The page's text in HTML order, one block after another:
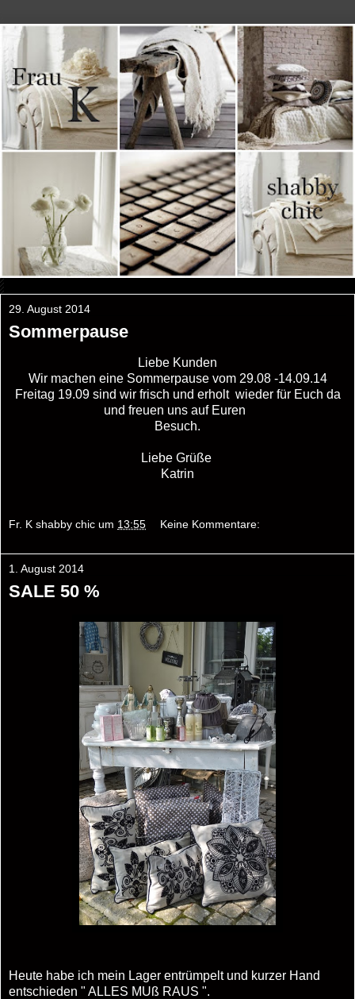
29. August 2014
Sommerpause
Liebe Kunden
Wir machen eine Sommerpause vom 29.08 -14.09.14
Freitag 19.09 sind wir frisch und erholt wieder für Euch da
und freuen uns auf Euren
Besuch.
Liebe Grüße
Katrin
Fr. K shabby chic um 13:55 Keine Kommentare:
1. August 2014
SALE 50 %
Heute habe ich mein Lager entrümpelt und kurzer Hand
entschieden " ALLES MUß RAUS ".